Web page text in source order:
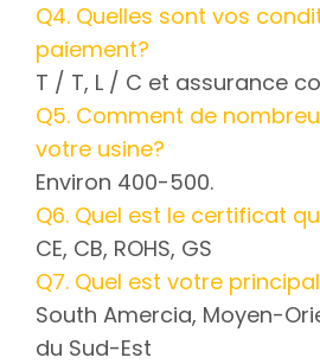
Q4. Quelles sont vos
paiement?
T / T, L / C et assurance
Q5. Comment de
votre usine?
Environ 400-500.
Q6. Quel est le certificat
CE, CB, ROHS, GS
Q7. Quel est votre
South Amercia, Moyen-
du Sud-Est